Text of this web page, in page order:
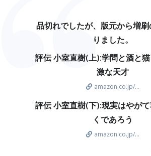
品切れでしたが、版元から増
りました。
評伝 小室直樹(上):学問と酒と
激な天才
amazon.co.jp/...
評伝 小室直樹(下):現実はやが
くであろう
amazon.co.jp/...